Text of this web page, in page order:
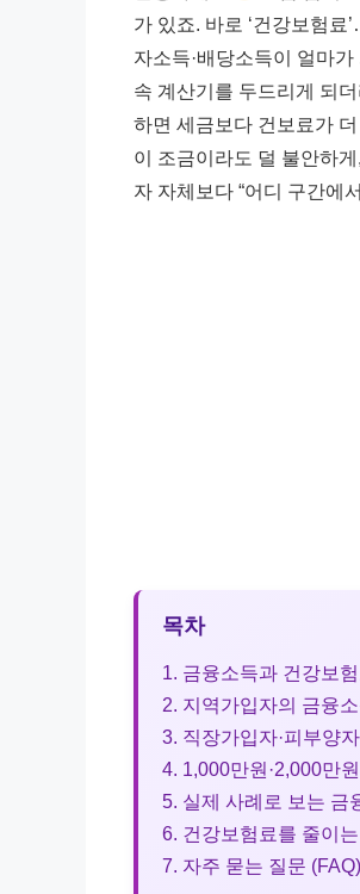
가 있죠. 바로 ‘건강보험료
자소득·배당소득이 얼마
속 계산기를 두드리게 되
하면 세금보다 건보료가
이 조금이라도 덜 불안하게,
자 자체보다 “어디 구간에
목차
1. 금융소득과 건강보
2. 지역가입자의 금융
3. 직장가입자·피부양
4. 1,000만원·2,000만
5. 실제 사례로 보는 금
6. 건강보험료를 줄이
7. 자주 묻는 질문 (FAQ)